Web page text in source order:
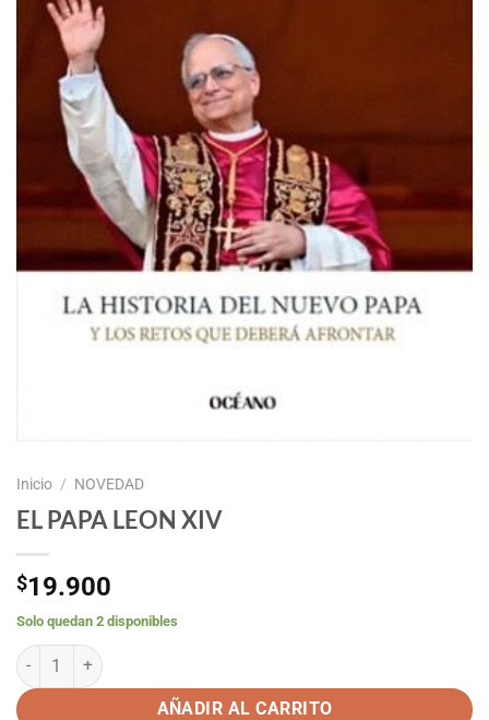
Inicio / NOVEDAD
EL PAPA LEON XIV
$19.900
Solo quedan 2 disponibles
EL PAPA LEON XIV cantidad
AÑADIR AL CARRITO